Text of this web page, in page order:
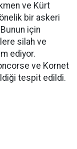
ve Kürt
bir askeri
için
silah ve
ediyor.
ve Kornet
tespit edildi.